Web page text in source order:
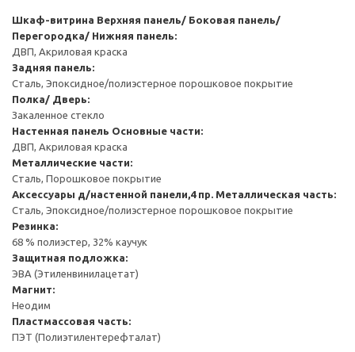
Шкаф-витрина Верхняя панель/ Боковая панель/
Перегородка/ Нижняя панель:
ДВП, Акриловая краска
Задняя панель:
Сталь, Эпоксидное/полиэстерное порошковое покрытие
Полка/ Дверь:
Закаленное стекло
Настенная панель Основные части:
ДВП, Акриловая краска
Металлические части:
Сталь, Порошковое покрытие
Аксессуары д/настенной панели,4 пр. Металлическая часть:
Сталь, Эпоксидное/полиэстерное порошковое покрытие
Резинка:
68 % полиэстер, 32% каучук
Защитная подложка:
ЭВА (Этиленвинилацетат)
Магнит:
Неодим
Пластмассовая часть:
ПЭТ (Полиэтилентерефталат)